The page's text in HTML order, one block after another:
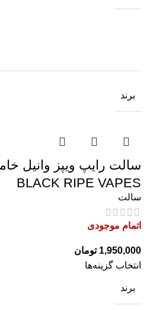
برند
BLACK RIPE VAPES
سالت
اتمام موجودی
1,950,000 تومان
انتخاب گزینه‌ها
برند